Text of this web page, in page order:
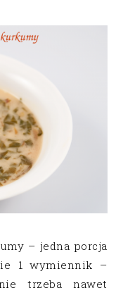
– jedna porcja
1 wymiennik –
trzeba nawet